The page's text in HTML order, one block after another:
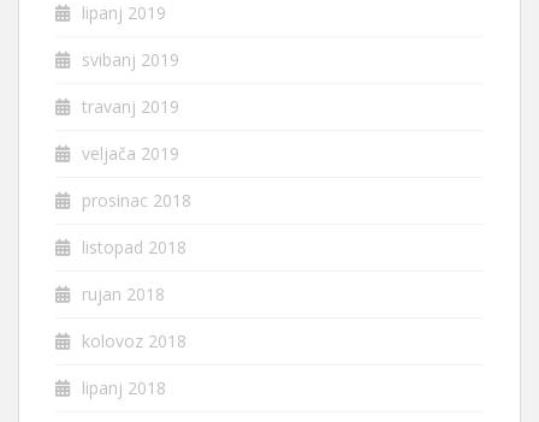
lipanj 2019
svibanj 2019
travanj 2019
veljača 2019
prosinac 2018
listopad 2018
rujan 2018
kolovoz 2018
lipanj 2018